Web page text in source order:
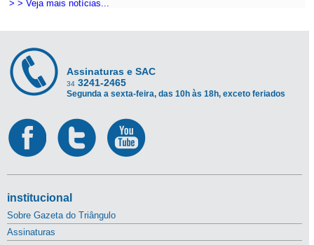
> > Veja mais notícias...
Assinaturas e SAC
34 3241-2465
Segunda a sexta-feira, das 10h às 18h, exceto feriados
institucional
Sobre Gazeta do Triângulo
Assinaturas